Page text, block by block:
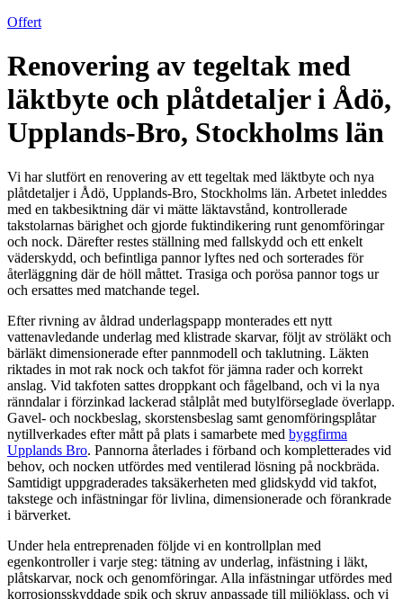
Offert
Renovering av tegeltak med
läktbyte och plåtdetaljer i Ådö,
Upplands-Bro, Stockholms län
Vi har slutfört en renovering av ett tegeltak med läktbyte och nya
plåtdetaljer i Ådö, Upplands-Bro, Stockholms län. Arbetet inleddes
med en takbesiktning där vi mätte läktavstånd, kontrollerade
takstolarnas bärighet och gjorde fuktindikering runt genomföringar
och nock. Därefter restes ställning med fallskydd och ett enkelt
väderskydd, och befintliga pannor lyftes ned och sorterades för
återläggning där de höll måttet. Trasiga och porösa pannor togs ur
och ersattes med matchande tegel.
Efter rivning av åldrad underlagspapp monterades ett nytt
vattenavledande underlag med klistrade skarvar, följt av ströläkt och
bärläkt dimensionerade efter pannmodell och taklutning. Läkten
riktades in mot rak nock och takfot för jämna rader och korrekt
anslag. Vid takfoten sattes droppkant och fågelband, och vi la nya
ränndalar i förzinkad lackerad stålplåt med butylförseglade överlapp.
Gavel- och nockbeslag, skorstensbeslag samt genomföringsplåtar
nytillverkades efter mått på plats i samarbete med byggfirma
Upplands Bro. Pannorna återlades i förband och kompletterades vid
behov, och nocken utfördes med ventilerad lösning på nockbräda.
Samtidigt uppgraderades taksäkerheten med glidskydd vid takfot,
takstege och infästningar för livlina, dimensionerade och förankrade
i bärverket.
Under hela entreprenaden följde vi en kontrollplan med
egenkontroller i varje steg: tätning av underlag, infästning i läkt,
plåtskarvar, nock och genomföringar. Alla infästningar utfördes med
korrosionsskyddade spik och skruv anpassade till miljöklass, och vi